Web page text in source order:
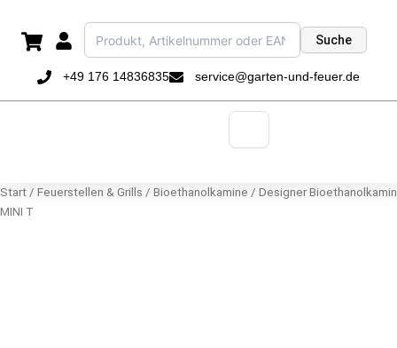
Inhalt
springen
+49 176 14836835 service@garten-und-feuer.de
Suche
Start / Feuerstellen & Grills / Bioethanolkamine / Designer Bioethanolkamin
MINI T